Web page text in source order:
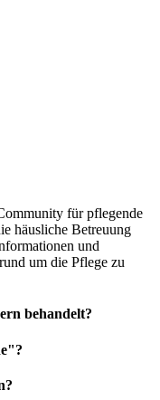
für pflegende
häusliche Betreuung
und
um die Pflege zu
behandelt?